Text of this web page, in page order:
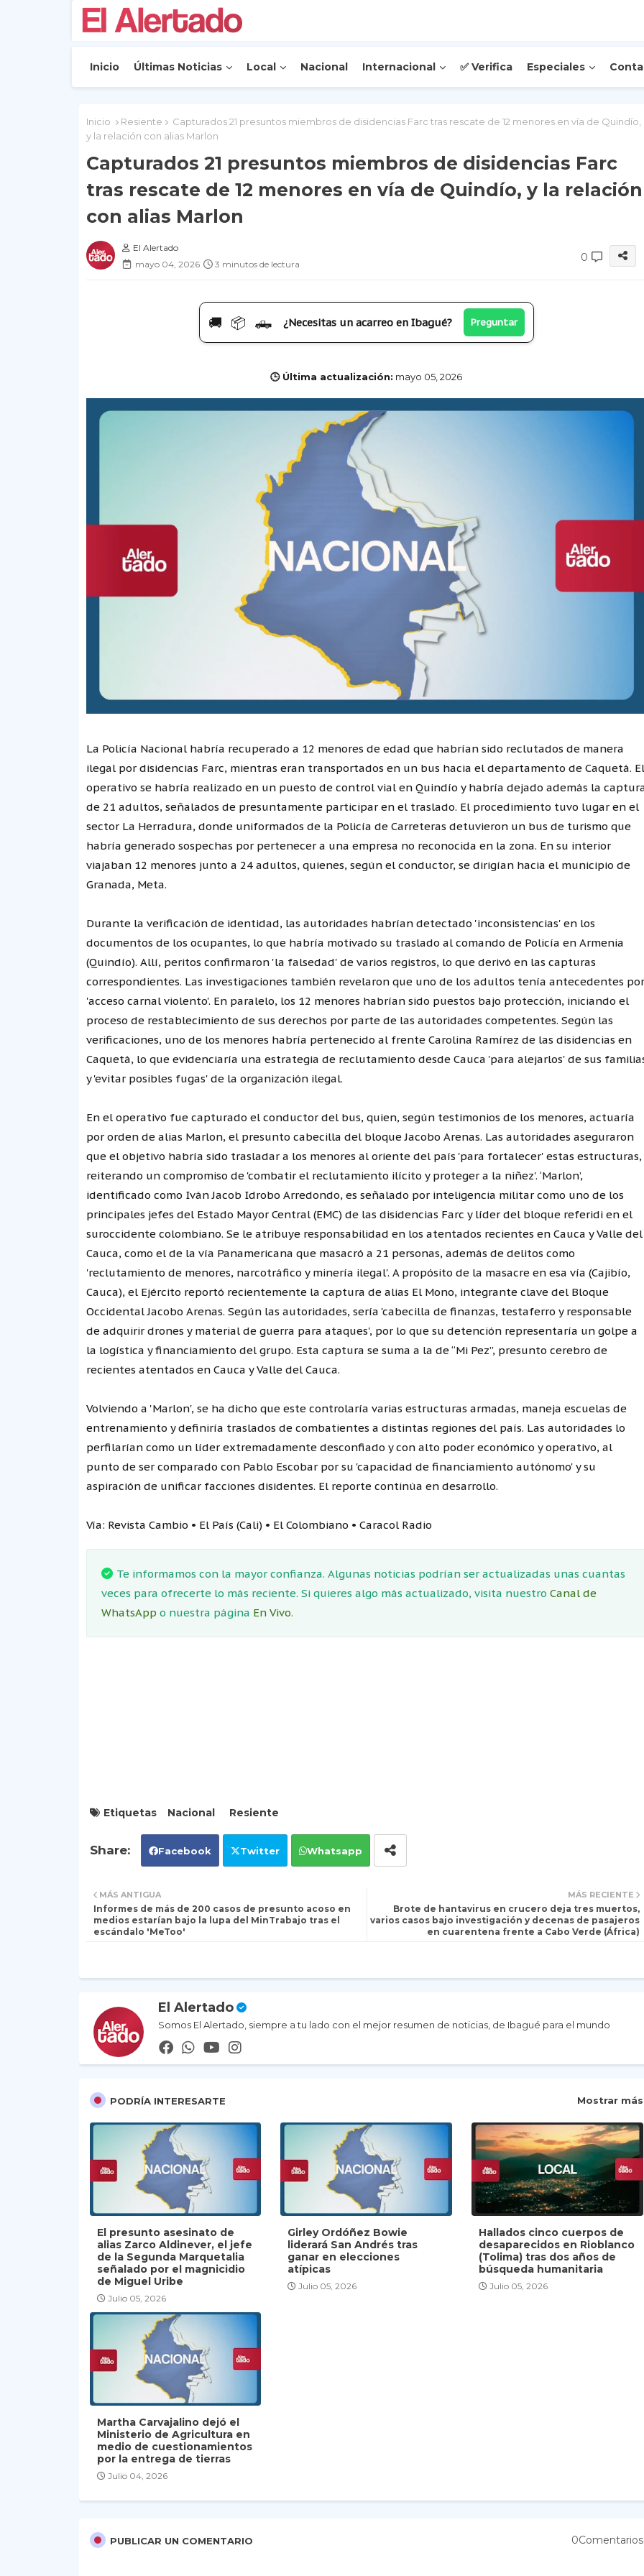
Inicio Últimas Noticias Local Nacional Internacional ✅ Verifica Especiales
Inicio Resiente
Capturados 21 presuntos miembros de disidencias Farc tras rescate de 12 menores en vía de Quindío,
y la relación con alias Marlon
Capturados 21 presuntos miembros de disidencias Farc
tras rescate de 12 menores en vía de Quindío, y la relación
con alias Marlon
El Alertado
mayo 04, 2026
3 minutos de lectura
0
🚚 📦 🛻 ¿Necesitas un acarreo en Ibagué? Preguntar
🕒 Última actualización: mayo 05, 2026
La Policía Nacional habría recuperado a 12 menores de edad que habrían sido reclutados de manera
ilegal por disidencias Farc, mientras eran transportados en un bus hacia el departamento de Caquetá. El
operativo se habría realizado en un puesto de control vial en Quindío y habría dejado además la
de 21 adultos, señalados de presuntamente participar en el traslado. El procedimiento tuvo lugar en el
sector La Herradura, donde uniformados de la Policía de Carreteras detuvieron un bus de turismo que
habría generado sospechas por pertenecer a una empresa no reconocida en la zona. En su interior
viajaban 12 menores junto a 24 adultos, quienes, según el conductor, se dirigían hacia el municipio de
Granada, Meta.
Durante la verificación de identidad, las autoridades habrían detectado 'inconsistencias' en los
documentos de los ocupantes, lo que habría motivado su traslado al comando de Policía en Armenia
(Quindío). Allí, peritos confirmaron 'la falsedad' de varios registros, lo que derivó en las capturas
correspondientes. Las investigaciones también revelaron que uno de los adultos tenía antecedentes por
'acceso carnal violento'. En paralelo, los 12 menores habrían sido puestos bajo protección, iniciando el
proceso de restablecimiento de sus derechos por parte de las autoridades competentes. Según las
verificaciones, uno de los menores habría pertenecido al frente Carolina Ramírez de las disidencias en
Caquetá, lo que evidenciaría una estrategia de reclutamiento desde Cauca 'para alejarlos' de sus
y 'evitar posibles fugas' de la organización ilegal.
En el operativo fue capturado el conductor del bus, quien, según testimonios de los menores, actuaría
por orden de alias Marlon, el presunto cabecilla del bloque Jacobo Arenas. Las autoridades aseguraron
que el objetivo habría sido trasladar a los menores al oriente del país 'para fortalecer' estas estructuras,
reiterando un compromiso de 'combatir el reclutamiento ilícito y proteger a la niñez'. ‘Marlon’,
identificado como Iván Jacob Idrobo Arredondo, es señalado por inteligencia militar como uno de los
principales jefes del Estado Mayor Central (EMC) de las disidencias Farc y líder del bloque referidi en el
suroccidente colombiano. Se le atribuye responsabilidad en los atentados recientes en Cauca y Valle del
Cauca, como el de la vía Panamericana que masacró a 21 personas, además de delitos como
'reclutamiento de menores, narcotráfico y minería ilegal'. A propósito de la masacre en esa vía (Cajibío,
Cauca), el Ejército reportó recientemente la captura de alias El Mono, integrante clave del Bloque
Occidental Jacobo Arenas. Según las autoridades, sería 'cabecilla de finanzas, testaferro y responsable
de adquirir drones y material de guerra para ataques', por lo que su detención representaría un golpe a
la logística y financiamiento del grupo. Esta captura se suma a la de “Mi Pez”, presunto cerebro de
recientes atentados en Cauca y Valle del Cauca.
Volviendo a 'Marlon', se ha dicho que este controlaría varias estructuras armadas, maneja escuelas de
entrenamiento y definiría traslados de combatientes a distintas regiones del país. Las autoridades lo
perfilarían como un líder extremadamente desconfiado y con alto poder económico y operativo, al
punto de ser comparado con Pablo Escobar por su 'capacidad de financiamiento autónomo' y su
aspiración de unificar facciones disidentes. El reporte continúa en desarrollo.
Vía: Revista Cambio • El País (Cali) • El Colombiano • Caracol Radio
Te informamos con la mayor confianza. Algunas noticias podrían ser actualizadas unas cuantas
veces para ofrecerte lo más reciente. Si quieres algo más actualizado, visita nuestro Canal de
WhatsAppo nuestra página En Vivo.
Etiquetas Nacional Resiente
Facebook Twitter Whatsapp
MÁS RECIENTE
Brote de hantavirus en crucero deja tres muertos,
varios casos bajo investigación y decenas de pasajeros
en cuarentena frente a Cabo Verde (África)
MÁS ANTIGUA
Informes de más de 200 casos de presunto acoso en
medios estarían bajo la lupa del MinTrabajo tras el
escándalo 'MeToo'
El Alertado
Somos El Alertado, siempre a tu lado con el mejor resumen de noticias, de Ibagué para el mundo
PODRÍA INTERESARTE Mostrar más
El presunto asesinato de
alias Zarco Aldinever, el jefe
de la Segunda Marquetalia
señalado por el magnicidio
de Miguel Uribe
Julio 05, 2026
Girley Ordóñez Bowie
liderará San Andrés tras
ganar en elecciones
atípicas
Julio 05, 2026
Hallados cinco cuerpos de
desaparecidos en Rioblanco
(Tolima) tras dos años de
búsqueda humanitaria
Julio 05, 2026
Martha Carvajalino dejó el
Ministerio de Agricultura en
medio de cuestionamientos
por la entrega de tierras
Julio 04, 2026
PUBLICAR UN COMENTARIO 0Comentarios